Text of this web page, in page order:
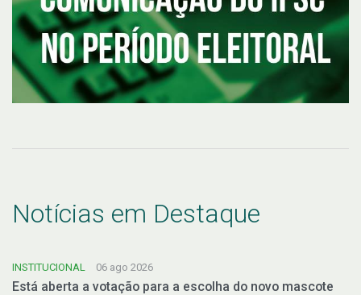
Notícias em Destaque
INSTITUCIONAL 06 ago 2026
Está aberta a votação para a escolha do novo mascote